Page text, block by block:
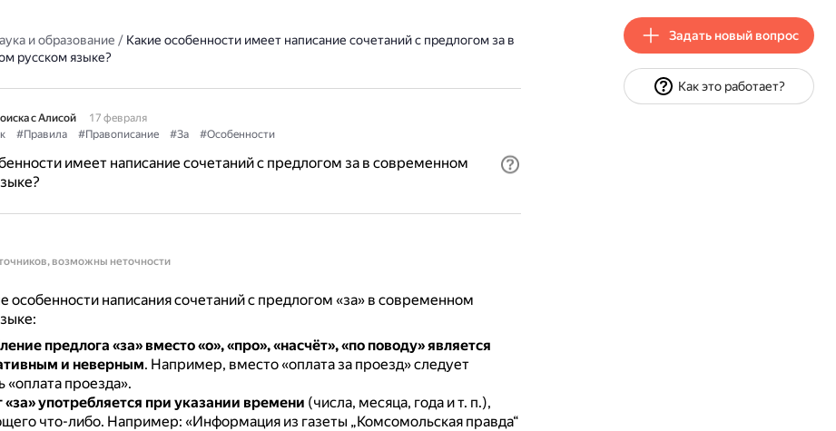
и образование / Какие особенности имеет написание сочетаний с предлогом за в
русском языке?
с Алисой
17 февраля
#Правила #Правописание #За #Особенности
имеет написание сочетаний с предлогом за в современном
возможны неточности
особенности написания сочетаний с предлогом «за» в современном
предлога «за» вместо «о», «про», «насчёт», «по поводу» является
и неверным. Например, вместо «оплата за проезд» следует
«оплата проезда».
«за» употребляется при указании времени (числа, месяца, года и т. п.),
что-либо. Например: «Информация из газеты „Комсомольская правда“
Задать новый вопрос
Как это работает?